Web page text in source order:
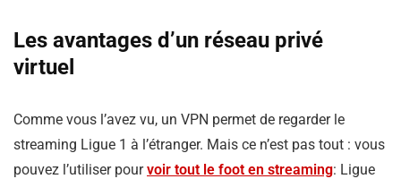
Les avantages d’un réseau privé
virtuel
Comme vous l’avez vu, un VPN permet de regarder le
streaming Ligue 1 à l’étranger. Mais ce n’est pas tout : vous
pouvez l’utiliser pourvoir tout le foot en streaming: Ligue